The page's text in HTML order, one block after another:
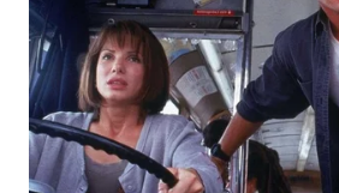
WN
SUKABUMI
WN
PURWAKARTA